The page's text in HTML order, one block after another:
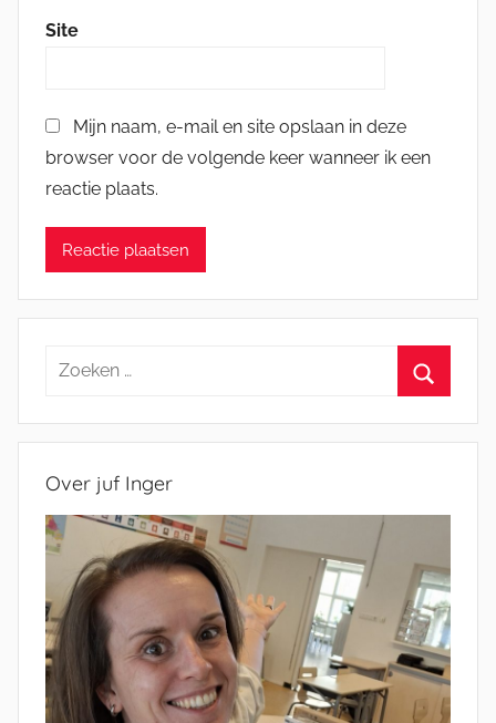
Site
Mijn naam, e-mail en site opslaan in deze
browser voor de volgende keer wanneer ik een
reactie plaats.
Zoeken
Over juf Inger